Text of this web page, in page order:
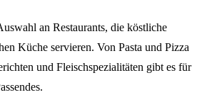
an Restaurants, die köstliche
Küche servieren. Von Pasta und Pizza
und Fleischspezialitäten gibt es für